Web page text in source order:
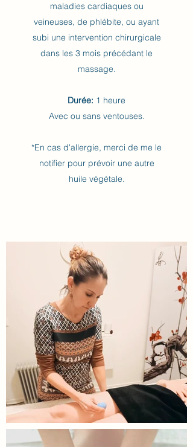
maladies cardiaques ou
veineuses, de phlébite, ou ayant
subi une intervention chirurgicale
dans les 3 mois précédant le
massage.
Durée: 1 heure
Avec ou sans ventouses.
*En cas d'allergie, merci de me le
notifier pour prévoir une autre
huile végétale.